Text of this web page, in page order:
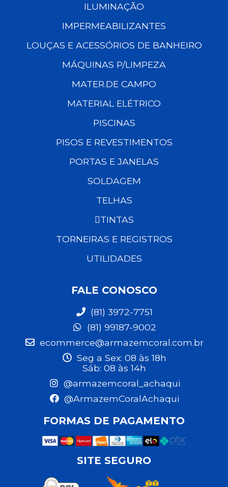
ILUMINAÇÃO
IMPERMEABILIZANTES
LOUÇAS E ACESSÓRIOS DE BANHEIRO
MÁQUINAS P/LIMPEZA
MATER.DE CAMPO
MATERIAL ELÉTRICO
PISCINAS
PISOS E REVESTIMENTOS
PORTAS E JANELAS
SOLDAGEM
TELHAS
TINTAS
TORNEIRAS E REGISTROS
UTILIDADES
FALE CONOSCO
(81) 3972-7751
(81) 99187-9002
ecommerce@armazemcoral.com.br
Seg a Sex: 08 às 18h
Sáb: 08 às 14h
@armazemcoral_achaqui
@ArmazemCoralAchaqui
FORMAS DE PAGAMENTO
SITE SEGURO